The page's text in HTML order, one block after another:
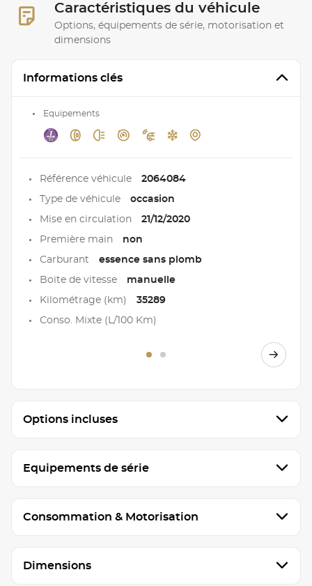
Caractéristiques du véhicule
Options, équipements de série, motorisation et
dimensions
Informations clés
Equipements
Référence véhicule 2064084
Type de véhicule occasion
Mise en circulation 21/12/2020
Première main non
Carburant essence sans plomb
Boite de vitesse manuelle
Kilométrage (km) 35289
Conso. Mixte (L/100 Km)
Options incluses
Equipements de série
Consommation & Motorisation
Dimensions